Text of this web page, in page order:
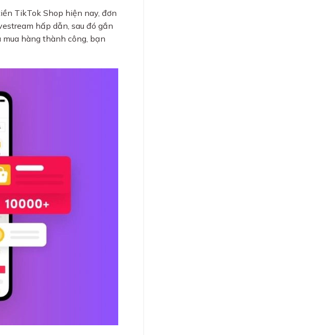
TikTok Shop hiện nay, đơn
hấp dẫn, sau đó gắn
hàng thành công, bạn